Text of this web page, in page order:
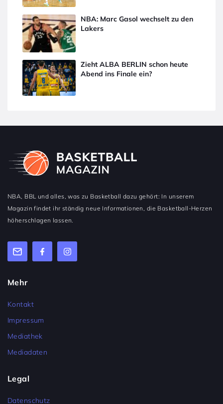
NBA: Marc Gasol wechselt zu den
Lakers
Zieht ALBA BERLIN schon heute
Abend ins Finale ein?
NBA, BBL und alles, was zu Basketball dazu gehört: In unserem
Magazin findet ihr ständig neue Informationen, die Basketball-Herzen
höherschlagen lassen.
Mehr
Kontakt
Impressum
Mediathek
Mediadaten
Legal
Datenschutz